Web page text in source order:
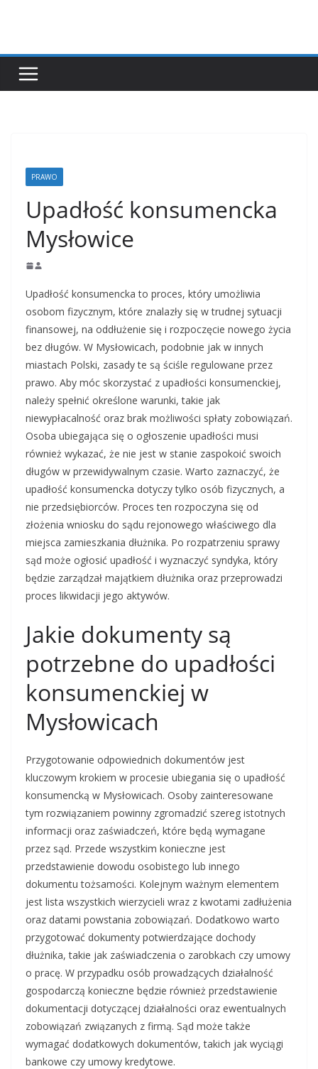
PRAWO
Upadłość konsumencka
Mysłowice
Upadłość konsumencka to proces, który umożliwia
osobom fizycznym, które znalazły się w trudnej sytuacji
finansowej, na oddłużenie się i rozpoczęcie nowego życia
bez długów. W Mysłowicach, podobnie jak w innych
miastach Polski, zasady te są ściśle regulowane przez
prawo. Aby móc skorzystać z upadłości konsumenckiej,
należy spełnić określone warunki, takie jak
niewypłacalność oraz brak możliwości spłaty zobowiązań.
Osoba ubiegająca się o ogłoszenie upadłości musi
również wykazać, że nie jest w stanie zaspokoić swoich
długów w przewidywalnym czasie. Warto zaznaczyć, że
upadłość konsumencka dotyczy tylko osób fizycznych, a
nie przedsiębiorców. Proces ten rozpoczyna się od
złożenia wniosku do sądu rejonowego właściwego dla
miejsca zamieszkania dłużnika. Po rozpatrzeniu sprawy
sąd może ogłosić upadłość i wyznaczyć syndyka, który
będzie zarządzał majątkiem dłużnika oraz przeprowadzi
proces likwidacji jego aktywów.
Jakie dokumenty są
potrzebne do upadłości
konsumenckiej w
Mysłowicach
Przygotowanie odpowiednich dokumentów jest
kluczowym krokiem w procesie ubiegania się o upadłość
konsumencką w Mysłowicach. Osoby zainteresowane
tym rozwiązaniem powinny zgromadzić szereg istotnych
informacji oraz zaświadczeń, które będą wymagane
przez sąd. Przede wszystkim konieczne jest
przedstawienie dowodu osobistego lub innego
dokumentu tożsamości. Kolejnym ważnym elementem
jest lista wszystkich wierzycieli wraz z kwotami zadłużenia
oraz datami powstania zobowiązań. Dodatkowo warto
przygotować dokumenty potwierdzające dochody
dłużnika, takie jak zaświadczenia o zarobkach czy umowy
o pracę. W przypadku osób prowadzących działalność
gospodarczą konieczne będzie również przedstawienie
dokumentacji dotyczącej działalności oraz ewentualnych
zobowiązań związanych z firmą. Sąd może także
wymagać dodatkowych dokumentów, takich jak wyciągi
bankowe czy umowy kredytowe.